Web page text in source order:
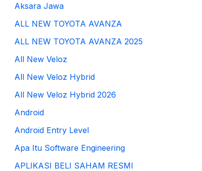
Aksara Jawa
ALL NEW TOYOTA AVANZA
ALL NEW TOYOTA AVANZA 2025
All New Veloz
All New Veloz Hybrid
All New Veloz Hybrid 2026
Android
Android Entry Level
Apa Itu Software Engineering
APLIKASI BELI SAHAM RESMI